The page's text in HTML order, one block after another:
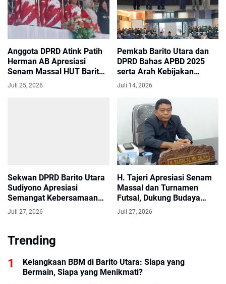
Anggota DPRD Atink Patih
Herman AB Apresiasi
Senam Massal HUT Barito
Utara, Perkuat Semangat
Hidup Sehat dan
Juli 25, 2026
Pemkab Barito Utara dan
DPRD Bahas APBD 2025
serta Arah Kebijakan
Anggaran 2027 dalam
Rapat Paripurna
Juli 14, 2026
Sekwan DPRD Barito Utara
Sudiyono Apresiasi
Semangat Kebersamaan
dalam Senam Massal dan
Turnamen Futsal Bupati
Juli 27, 2026
H. Tajeri Apresiasi Senam
Massal dan Turnamen
Futsal, Dukung Budaya
Hidup Sehat dan Sportivitas
di Barito Utara
Juli 27, 2026
Trending
Kelangkaan BBM di Barito Utara: Siapa yang
Bermain, Siapa yang Menikmati?